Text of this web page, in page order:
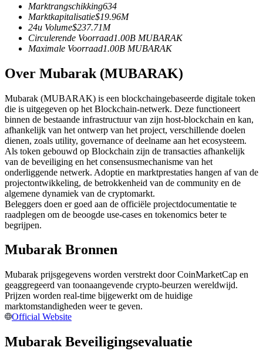
Kopiëren Handel
Sluit je aan bij top traders
Word een Copy Trader
Marktrangschikking634
Marktkapitalisatie$19.96M
24u Volume$237.71M
Circulerende Voorraad1.00B MUBARAK
Maximale Voorraad1.00B MUBARAK
Over Mubarak (MUBARAK)
Mubarak (MUBARAK) is een blockchaingebaseerde digitale token
die is uitgegeven op het Blockchain-netwerk. Deze functioneert
binnen de bestaande infrastructuur van zijn host-blockchain en kan,
afhankelijk van het ontwerp van het project, verschillende doelen
dienen, zoals utility, governance of deelname aan het ecosysteem.
Als token gebouwd op Blockchain zijn de transacties afhankelijk
van de beveiliging en het consensusmechanisme van het
onderliggende netwerk. Adoptie en marktprestaties hangen af van de
projectontwikkeling, de betrokkenheid van de community en de
algemene dynamiek van de cryptomarkt.
Beleggers doen er goed aan de officiële projectdocumentatie te
raadplegen om de beoogde use-cases en tokenomics beter te
begrijpen.
Mubarak Bronnen
Mubarak prijsgegevens worden verstrekt door CoinMarketCap en
geaggregeerd van toonaangevende crypto-beurzen wereldwijd.
Prijzen worden real-time bijgewerkt om de huidige
marktomstandigheden weer te geven.
Official Website
Mubarak Beveiligingsevaluatie